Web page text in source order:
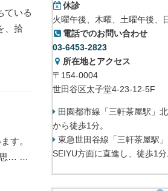
ている
、拾
す。
思… …
休診
火曜午後、木曜、土曜午後、
電話でのお問い合わせ
03-6453-2823
所在地とアクセス
〒154-0004
世田谷区太子堂4-23-12-5F
田園都市線「三軒茶屋駅」
から徒歩1分。
東急世田谷線「三軒茶屋駅
SEIYU方面に直進し、徒歩1分